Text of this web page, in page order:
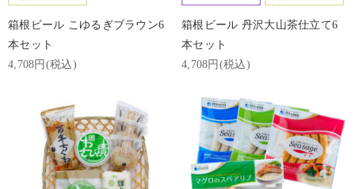
箱根ビール こゆるぎブラウン6
本セット
4,708円(税込)
箱根ビール 丹沢大山茶仕立て6
本セット
4,708円(税込)